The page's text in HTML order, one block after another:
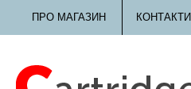
ПРО МАГАЗИН КОНТАКТИ